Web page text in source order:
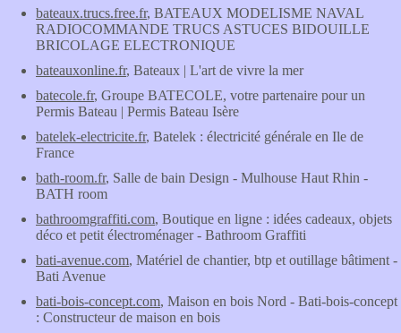
bateaux.trucs.free.fr, BATEAUX MODELISME NAVAL
RADIOCOMMANDE TRUCS ASTUCES BIDOUILLE
BRICOLAGE ELECTRONIQUE
bateauxonline.fr, Bateaux | L'art de vivre la mer
batecole.fr, Groupe BATECOLE, votre partenaire pour un
Permis Bateau | Permis Bateau Isère
batelek-electricite.fr, Batelek : électricité générale en Ile de
France
bath-room.fr, Salle de bain Design - Mulhouse Haut Rhin -
BATH room
bathroomgraffiti.com, Boutique en ligne : idées cadeaux, objets
déco et petit électroménager - Bathroom Graffiti
bati-avenue.com, Matériel de chantier, btp et outillage bâtiment -
Bati Avenue
bati-bois-concept.com, Maison en bois Nord - Bati-bois-concept
: Constructeur de maison en bois